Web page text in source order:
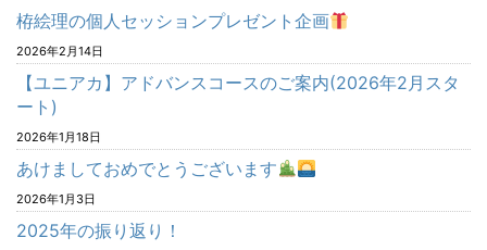
栫絵理の個人セッションプレゼント企画
2026年2月14日
【ユニアカ】アドバンスコースのご案内(2026年2月スタ
ート)
2026年1月18日
あけましておめでとうございます
2026年1月3日
2025年の振り返り！